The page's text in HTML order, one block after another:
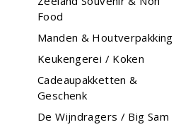
Food
Manden & Houtverpakking
Keukengerei / Koken
Cadeaupakketten &
Geschenk
De Wijndragers / Big Sam